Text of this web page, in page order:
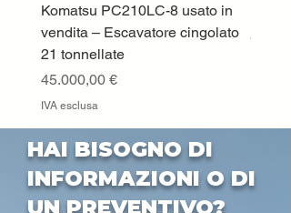
Komatsu PC210LC-8 usato in
vendita – Escavatore cingolato
21 tonnellate
Prezzo
45.000,00 €
IVA esclusa
Prezzo
HAI BISOGNO DI
INFORMAZIONI O DI
UN PREVENTIVO?